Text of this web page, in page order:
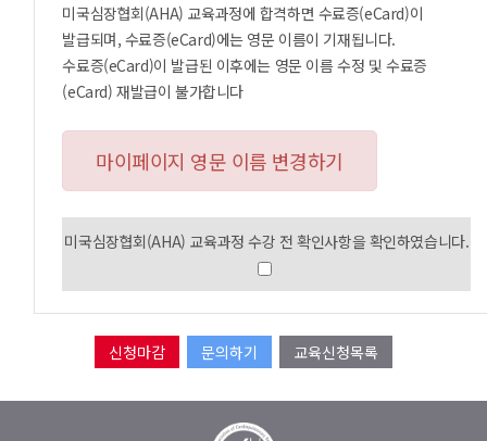
미국심장협회(AHA) 교육과정에 합격하면 수료증(eCard)이
발급되며, 수료증(eCard)에는 영문 이름이 기재됩니다.
수료증(eCard)이 발급된 이후에는 영문 이름 수정 및 수료증
(eCard) 재발급이 불가합니다
마이페이지 영문 이름 변경하기
미국심장협회(AHA) 교육과정 수강 전 확인사항을 확인하였습니다.
문의하기 교육신청목록